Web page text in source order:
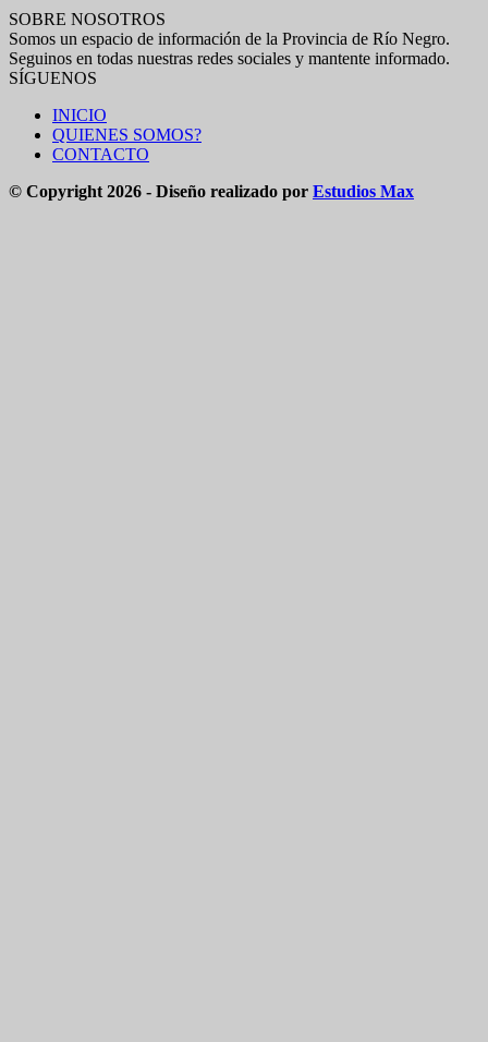
SOBRE NOSOTROS
Somos un espacio de información de la Provincia de Río Negro.
Seguinos en todas nuestras redes sociales y mantente informado.
SÍGUENOS
INICIO
QUIENES SOMOS?
CONTACTO
© Copyright 2026 - Diseño realizado por Estudios Max